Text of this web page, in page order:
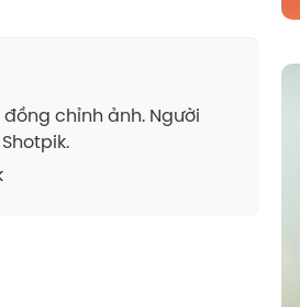
chỉnh ảnh. Người